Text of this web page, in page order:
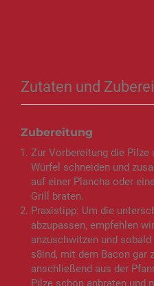
Zutaten und
Zubereitung
Zur Vorbereitung die Pilze
Würfel schneiden und
auf einer Plancha oder
Grill braten.
Praxistipp: Um die
abzupassen, empfehlen
anzuschwitzen und
s8ind, mit dem Bacon gar
anschließend aus der
Pilze schön anbraten und